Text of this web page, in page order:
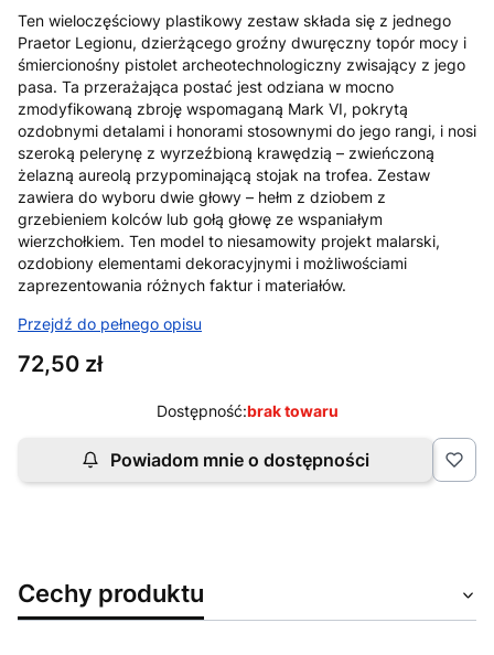
Ten wieloczęściowy plastikowy zestaw składa się z jednego
Praetor Legionu, dzierżącego groźny dwuręczny topór mocy i
śmiercionośny pistolet archeotechnologiczny zwisający z jego
pasa. Ta przerażająca postać jest odziana w mocno
zmodyfikowaną zbroję wspomaganą Mark VI, pokrytą
ozdobnymi detalami i honorami stosownymi do jego rangi, i nosi
szeroką pelerynę z wyrzeźbioną krawędzią – zwieńczoną
żelazną aureolą przypominającą stojak na trofea. Zestaw
zawiera do wyboru dwie głowy – hełm z dziobem z
grzebieniem kolców lub gołą głowę ze wspaniałym
wierzchołkiem. Ten model to niesamowity projekt malarski,
ozdobiony elementami dekoracyjnymi i możliwościami
zaprezentowania różnych faktur i materiałów.
Przejdź do pełnego opisu
Cena
72,50 zł
Dostępność:brak towaru
Powiadom mnie o dostępności
Cechy produktu